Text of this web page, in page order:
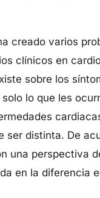
creado varios
clínicos en
sobre los
lo que les
ser distinta. De
una perspectiva
en la diferencia